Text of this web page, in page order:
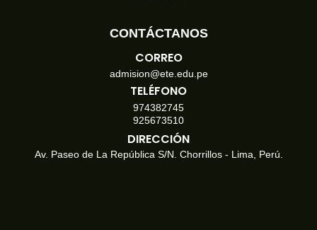
CONTÁCTANOS
CORREO
admision@ete.edu.pe
TELÉFONO
974382745
925673510
DIRECCIÓN
Av. Paseo de La República S/N. Chorrillos - Lima, Perú.